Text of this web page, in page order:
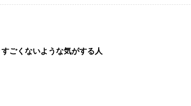
ごくないような気がする人